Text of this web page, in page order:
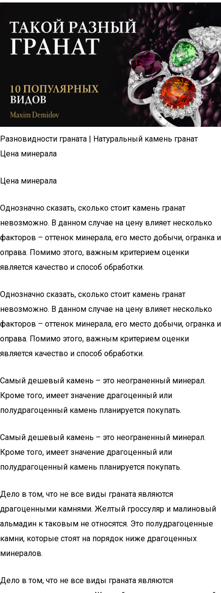
Разновидности граната | Натуральный камень гранат
Цена минерала
Цена минерала
Однозначно сказать, сколько стоит камень гранат
невозможно. В данном случае на цену влияет несколько
факторов – оттенок минерала, его место добычи, огранка и
оправа. Помимо этого, важным критерием оценки
является качество и способ обработки.
Однозначно сказать, сколько стоит камень гранат
невозможно. В данном случае на цену влияет несколько
факторов – оттенок минерала, его место добычи, огранка и
оправа. Помимо этого, важным критерием оценки
является качество и способ обработки.
Самый дешевый камень – это неограненный минерал.
Кроме того, имеет значение драгоценный или
полудрагоценный камень планируется покупать.
Самый дешевый камень – это неограненный минерал.
Кроме того, имеет значение драгоценный или
полудрагоценный камень планируется покупать.
Дело в том, что не все виды граната являются
драгоценными камнями. Желтый гроссуляр и малиновый
альмадин к таковым не относятся. Это полудрагоценные
камни, которые стоят на порядок ниже драгоценных
минералов.
Дело в том, что не все виды граната являются